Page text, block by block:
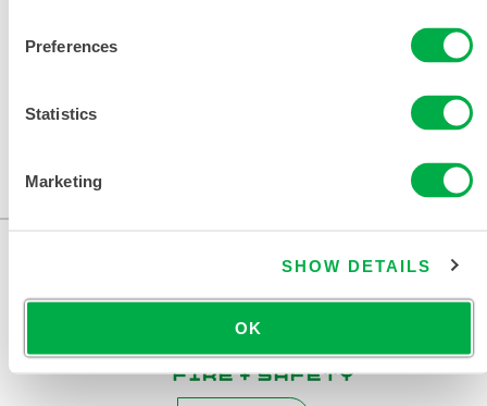
Preferences
Statistics
Marketing
SHOW DETAILS
OK